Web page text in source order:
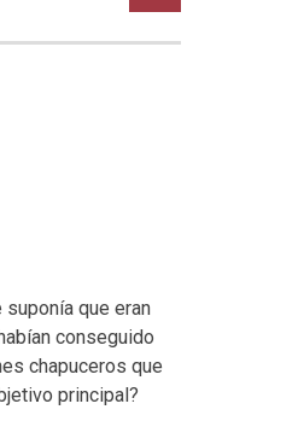
que eran
conseguido
chapuceros que
principal?